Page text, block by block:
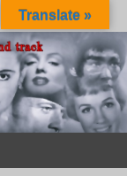
Translate »